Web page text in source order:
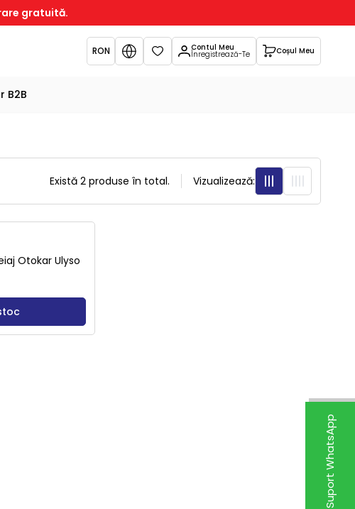
Suport WhatsApp
gratuită.
RON Favorite
Contul Meu
Înregistrează-Te Coșul Meu
B2B
Există 2 produse în total. Vizualizează:
Otokar Ulyso